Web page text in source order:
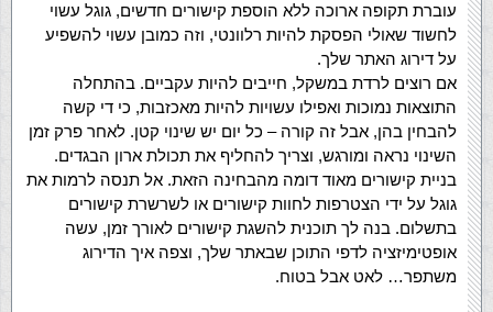
עוברת תקופה ארוכה ללא הוספת קישורים חדשים, גוגל עשוי
לחשוד שאולי הפסקת להיות רלוונטי, וזה כמובן עשוי להשפיע
על דירוג האתר שלך.
אם רוצים לרדת במשקל, חייבים להיות עקביים. בהתחלה
התוצאות נמוכות ואפילו עשויות להיות מאכזבות, כי די קשה
להבחין בהן, אבל זה קורה – כל יום יש שינוי קטן. לאחר פרק זמן
השינוי נראה ומורגש, וצריך להחליף את תכולת ארון הבגדים.
בניית קישורים מאוד דומה מהבחינה הזאת. אל תנסה לרמות את
גוגל על ידי הצטרפות לחוות קישורים או לשרשרת קישורים
בתשלום. בנה לך תוכנית להשגת קישורים לאורך זמן, עשה
אופטימיזציה לדפי התוכן שבאתר שלך, וצפה איך הדירוג
משתפר… לאט אבל בטוח.